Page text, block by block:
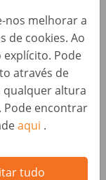
nos melhorar a
de cookies. Ao
Pode
através de
qualquer altura
Pode encontrar
aqui .
tudo
seksuele